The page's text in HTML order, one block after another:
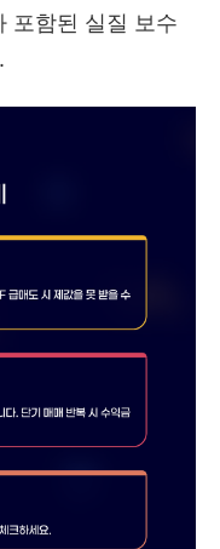
포함된 실질 보수